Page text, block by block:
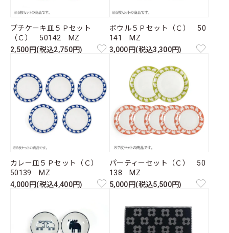
プチケーキ皿５Ｐセット
（Ｃ） 50142 MZ
2,500円(税込2,750円)
ボウル５Ｐセット（Ｃ） 50
141 MZ
3,000円(税込3,300円)
カレー皿５Ｐセット（Ｃ）
50139 MZ
4,000円(税込4,400円)
パーティーセット（Ｃ） 50
138 MZ
5,000円(税込5,500円)